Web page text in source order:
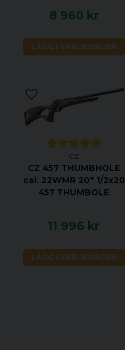
8 960 kr
LÄGG I VARUKORGEN
CZ
CZ 457 THUMBHOLE
cal. 22WMR 20" 1/2x20
457 THUMBOLE
11 996 kr
LÄGG I VARUKORGEN